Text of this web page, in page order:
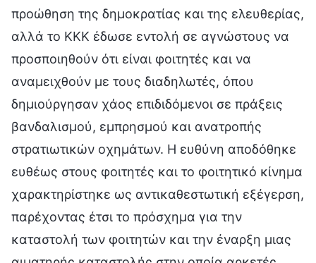
προώθηση της δημοκρατίας και της ελευθερίας,
αλλά το ΚΚΚ έδωσε εντολή σε αγνώστους να
προσποιηθούν ότι είναι φοιτητές και να
αναμειχθούν με τους διαδηλωτές, όπου
δημιούργησαν χάος επιδιδόμενοι σε πράξεις
βανδαλισμού, εμπρησμού και ανατροπής
στρατιωτικών οχημάτων. Η ευθύνη αποδόθηκε
ευθέως στους φοιτητές και το φοιτητικό κίνημα
χαρακτηρίστηκε ως αντικαθεστωτική εξέγερση,
παρέχοντας έτσι το πρόσχημα για την
καταστολή των φοιτητών και την έναρξη μιας